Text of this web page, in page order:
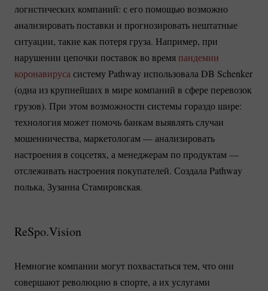
логистических компаний: с его помощью возможно
анализировать поставки и прогнозировать нештатные
ситуации, такие как потеря груза. Например, при
нарушении цепочки поставок во время пандемии
коронавируса систему Pathway использовала DB Schenker
(одна из крупнейших в мире компаний в сфере перевозок
грузов). При этом возможности системы гораздо шире:
технология может помочь банкам выявлять случаи
мошенничества, маркетологам — анализировать
настроения в соцсетях, а менеджерам по продуктам —
отслеживать настроения покупателей. Создала Pathway
полька, Зузанна Стамировская.
ReSpo.Vision
Немногие компании могут похвастаться тем, что они
совершают революцию в спорте, а их услугами